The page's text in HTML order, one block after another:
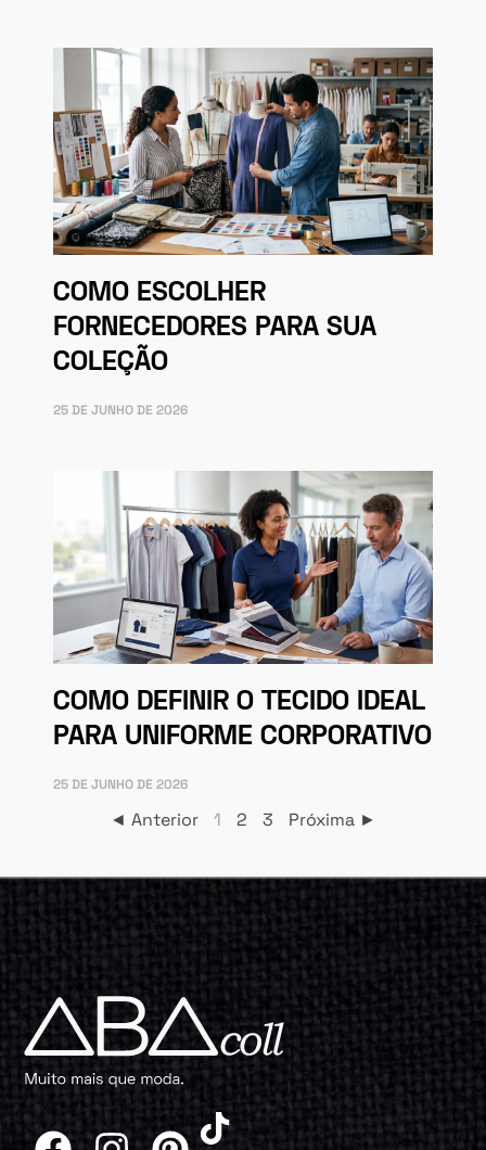
COMO ESCOLHER
FORNECEDORES PARA SUA
COLEÇÃO
25 DE JUNHO DE 2026
COMO DEFINIR O TECIDO IDEAL
PARA UNIFORME CORPORATIVO
25 DE JUNHO DE 2026
◄ Anterior 1 2 3 Próxima ►